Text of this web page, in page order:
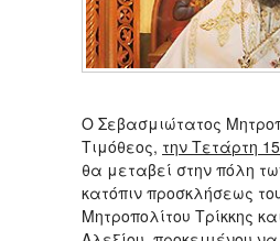
Ο Σεβασμιώτατος
Τιμόθεος, την Τετάρτη
θα μεταβεί στην πόλη
κατόπιν προσκλήσεως
Μητροπολίτου Τρίκκης